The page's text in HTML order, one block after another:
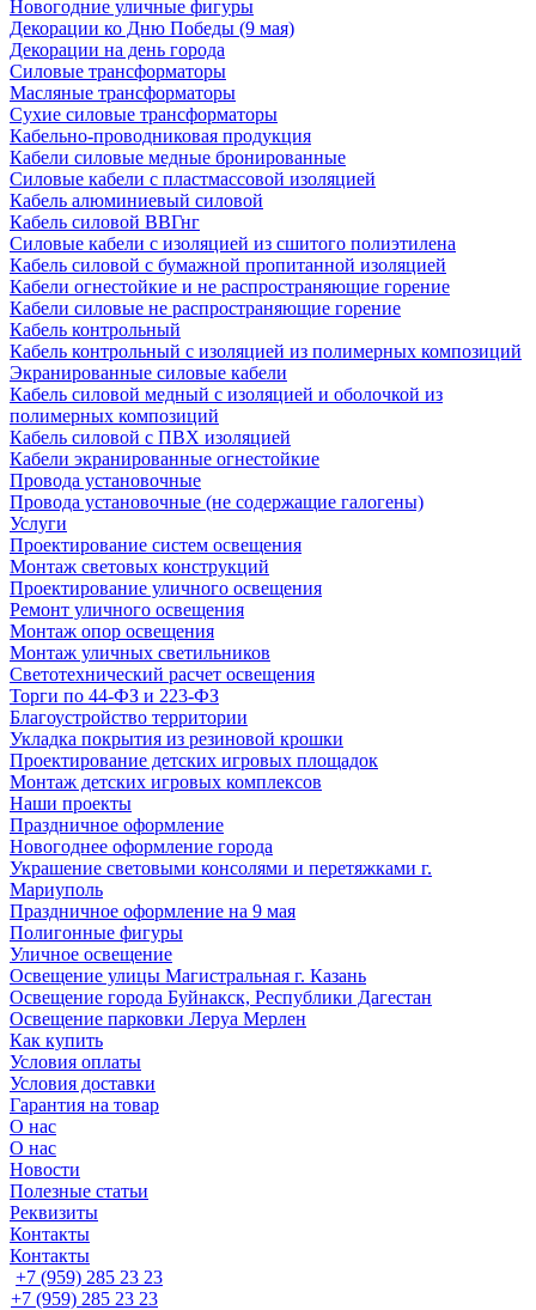
Новогодние уличные фигуры
Декорации ко Дню Победы (9 мая)
Декорации на день города
Силовые трансформаторы
Масляные трансформаторы
Сухие силовые трансформаторы
Кабельно-проводниковая продукция
Кабели силовые медные бронированные
Силовые кабели с пластмассовой изоляцией
Кабель алюминиевый силовой
Кабель силовой ВВГнг
Силовые кабели с изоляцией из сшитого полиэтилена
Кабель силовой с бумажной пропитанной изоляцией
Кабели огнестойкие и не распространяющие горение
Кабели силовые не распространяющие горение
Кабель контрольный
Кабель контрольный с изоляцией из полимерных композиций
Экранированные силовые кабели
Кабель силовой медный с изоляцией и оболочкой из
полимерных композиций
Кабель силовой с ПВХ изоляцией
Кабели экранированные огнестойкие
Провода установочные
Провода установочные (не содержащие галогены)
Услуги
Проектирование систем освещения
Монтаж световых конструкций
Проектирование уличного освещения
Ремонт уличного освещения
Монтаж опор освещения
Монтаж уличных светильников
Светотехнический расчет освещения
Торги по 44-ФЗ и 223-ФЗ
Благоустройство территории
Укладка покрытия из резиновой крошки
Проектирование детских игровых площадок
Монтаж детских игровых комплексов
Наши проекты
Праздничное оформление
Новогоднее оформление города
Украшение световыми консолями и перетяжками г.
Мариуполь
Праздничное оформление на 9 мая
Полигонные фигуры
Уличное освещение
Освещение улицы Магистральная г. Казань
Освещение города Буйнакск, Республики Дагестан
Освещение парковки Леруа Мерлен
Как купить
Условия оплаты
Условия доставки
Гарантия на товар
О нас
О нас
Новости
Полезные статьи
Реквизиты
Контакты
Контакты
+7 (959) 285 23 23
+7 (959) 285 23 23